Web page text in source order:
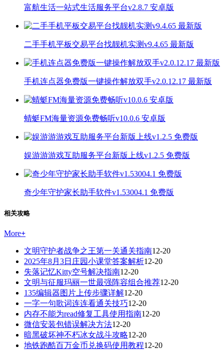
富航生活一站式生活服务平台v2.8.7 安卓版
二手手机平板交易平台找靓机实测v9.4.65 最新版
手机连点器免费版一键操作解放双手v2.0.12.17 最新版
蜻蜓FM海量资源免费畅听v10.0.6 安卓版
娱游游游戏互助服务平台新版上线v1.2.5 免费版
奇少年守护家长助手软件v1.53004.1 免费版
相关攻略
More+
文明守护者战争之王第一关通关指南12-20
2025年8月3日庄园小课堂答案解析12-20
失落记忆Kitty空号解决指南12-20
文明与征服玛丽一世最强阵容组合推荐12-20
135编辑器图片上传步骤详解12-20
一字一句歌词连连看通关技巧12-20
内存不能为read修复工具使用指南12-20
微信安装包错误解决方法12-20
暗黑破坏神不朽冰女战斗攻略12-20
地铁跑酷百万金币兑换码使用教程12-20